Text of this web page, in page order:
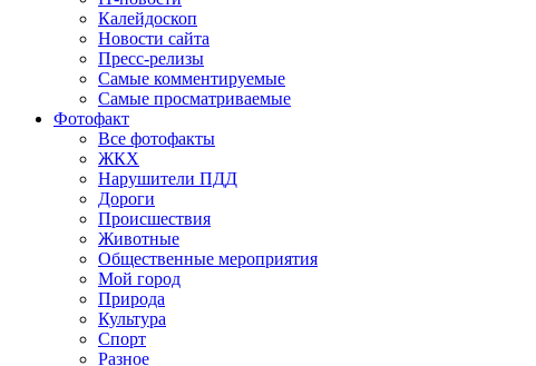
Калейдоскоп
Новости сайта
Пресс-релизы
Самые комментируемые
Самые просматриваемые
Фотофакт
Все фотофакты
ЖКХ
Нарушители ПДД
Дороги
Происшествия
Животные
Общественные мероприятия
Мой город
Природа
Культура
Спорт
Разное